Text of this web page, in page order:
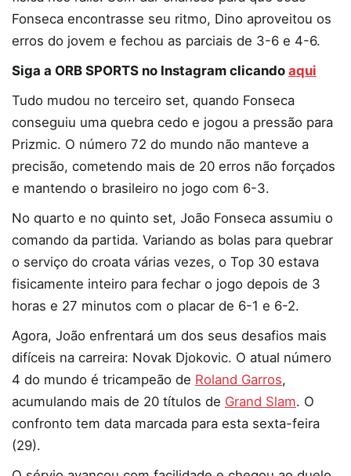
Fonseca encontrasse seu ritmo, Dino aproveitou os
erros do jovem e fechou as parciais de 3-6 e 4-6.
Siga a ORB SPORTS no Instagram clicando aqui
Tudo mudou no terceiro set, quando Fonseca
conseguiu uma quebra cedo e jogou a pressão para
Prizmic. O número 72 do mundo não manteve a
precisão, cometendo mais de 20 erros não forçados
e mantendo o brasileiro no jogo com 6-3.
No quarto e no quinto set, João Fonseca assumiu o
comando da partida. Variando as bolas para quebrar
o serviço do croata várias vezes, o Top 30 estava
fisicamente inteiro para fechar o jogo depois de 3
horas e 27 minutos com o placar de 6-1 e 6-2.
Agora, João enfrentará um dos seus desafios mais
difíceis na carreira: Novak Djokovic. O atual número
4 do mundo é tricampeão de Roland Garros,
acumulando mais de 20 títulos de Grand Slam. O
confronto tem data marcada para esta sexta-feira
(29).